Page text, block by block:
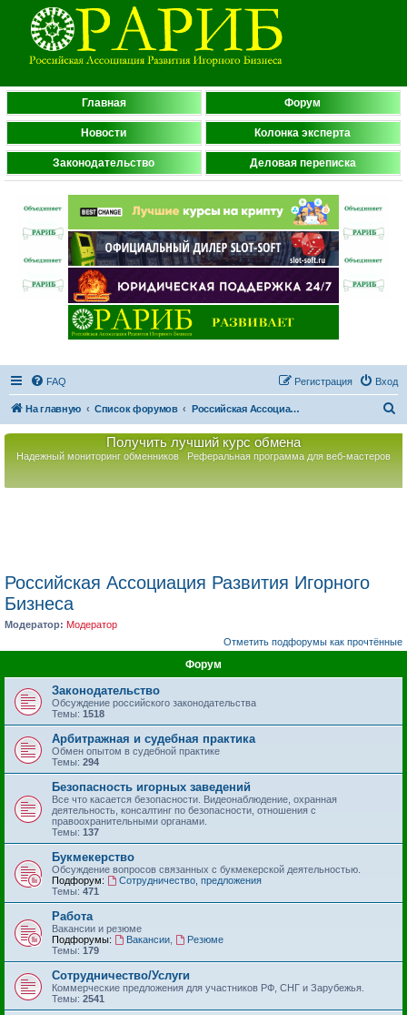
Главная Форум
Новости Колонка эксперта
Законодательство Деловая переписка
FAQ Вход
Регистрация
На главную Список форумов Российская Ассоциация Развития Игорного Бизнеса
Получить лучший курс обмена
Надежный мониторинг обменников Реферальная программа для веб-мастеров
Российская Ассоциация Развития Игорного
Бизнеса
Модератор: Модератор
Отметить подфорумы как прочтённые
Форум
Законодательство
Обсуждение российского законодательства
Темы: 1518
Арбитражная и судебная практика
Обмен опытом в судебной практике
Темы: 294
Безопасность игорных заведений
Все что касается безопасности. Видеонаблюдение, охранная
деятельность, консалтинг по безопасности, отношения с
правоохранительными органами.
Темы: 137
Букмекерство
Обсуждение вопросов связанных с букмекерской деятельностью.
Подфорум:
Сотрудничество, предложения
Темы: 471
Работа
Вакансии и резюме
Подфорумы:
Вакансии,
Резюме
Темы: 179
Сотрудничество/Услуги
Коммерческие предложения для участников РФ, СНГ и Зарубежья.
Темы: 2541